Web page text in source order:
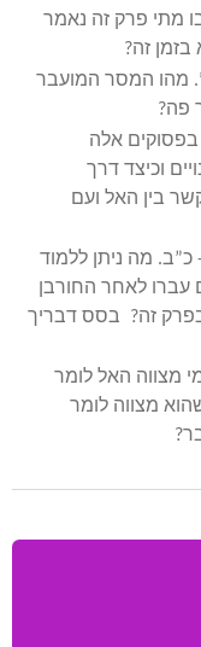
מתי פרק זה נאמר
בזמן זה?
מהו המסר המועבר
פה?
בפסוקים אלה
וכיצד דרך
בין האל ועם
כ”ב. מה ניתן ללמוד
לאחר החורבן
זה? בסס דבריך
מצווה האל לומר
מצווה לומר